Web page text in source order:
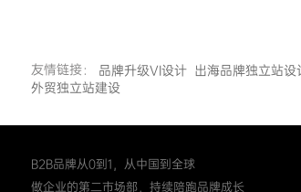
友情链接： 品牌升级VI设计 出海品牌独立站设
外贸独立站建设
B2B品牌从0到1，从中国到全球
做企业的第二市场部，持续陪跑品牌成长